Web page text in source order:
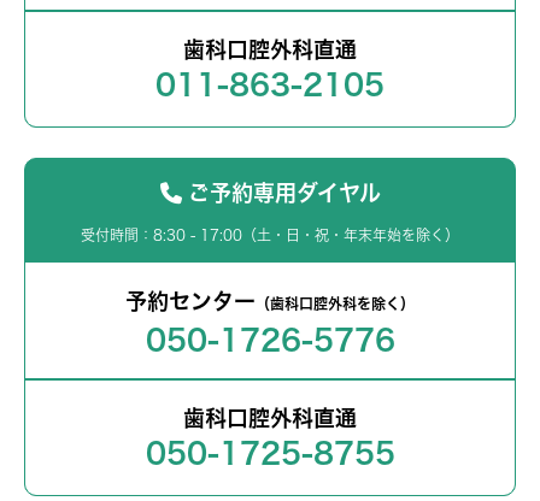
歯科口腔外科直通
011-863-2105
ご予約専用ダイヤル
受付時間：8:30 - 17:00（土・日・祝・年末年始を除く）
予約センター （歯科口腔外科を除く）
050-1726-5776
歯科口腔外科直通
050-1725-8755